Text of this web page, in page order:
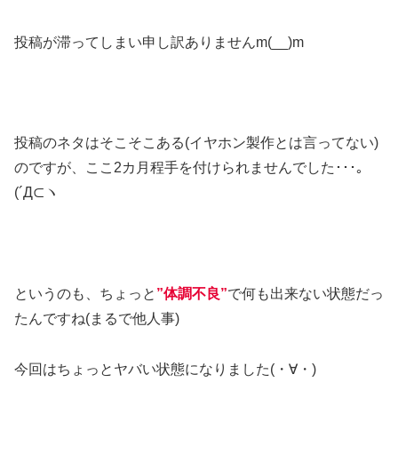
投稿が滞ってしまい申し訳ありませんm(__)m
投稿のネタはそこそこある(イヤホン製作とは言ってない)
のですが、ここ2カ月程手を付けられませんでした･･･｡
(´Д⊂ヽ
というのも、ちょっと ”体調不良”で何も出来ない状態だっ
たんですね(まるで他人事)
今回はちょっとヤバい状態になりました(・∀・)